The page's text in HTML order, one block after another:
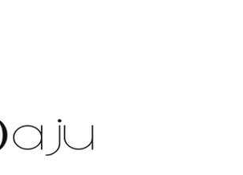
Coluna Social